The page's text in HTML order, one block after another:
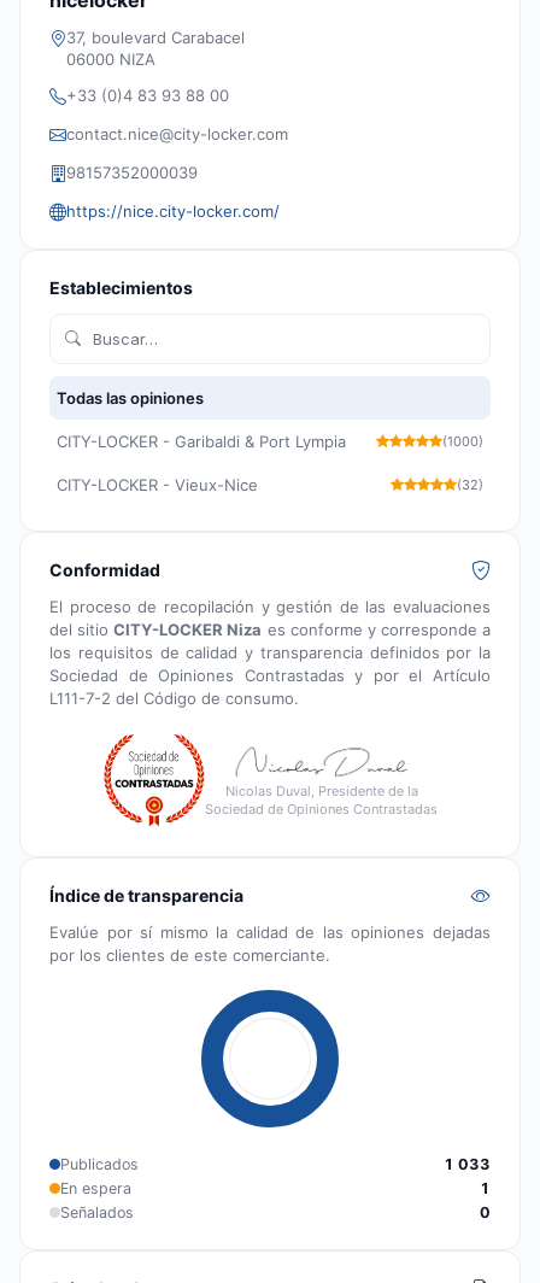
37, boulevard Carabacel
06000 NIZA
+33 (0)4 83 93 88 00
contact.nice@city-locker.com
98157352000039
https://nice.city-locker.com/
Establecimientos
Todas las opiniones
CITY-LOCKER - Garibaldi & Port Lympia (1000)
CITY-LOCKER - Vieux-Nice (32)
Conformidad
El proceso de recopilación y gestión de las evaluaciones
del sitioCITY-LOCKER Niza es conforme y corresponde a
los requisitos de calidad y transparencia definidos por la
Sociedad de Opiniones Contrastadas y por el Artículo
L111-7-2 del Código de consumo.
Nicolas Duval, Presidente de la
Sociedad de Opiniones Contrastadas
Índice de transparencia
Evalúe por sí mismo la calidad de las opiniones dejadas
por los clientes de este comerciante.
Publicados
1 033
En espera
1
Señalados
0